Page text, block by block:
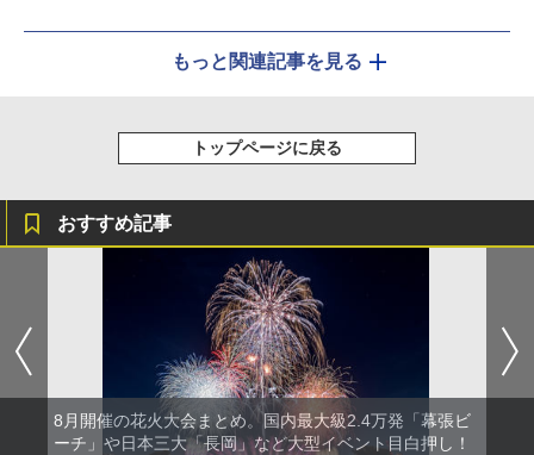
もっと関連記事を見る
トップページに戻る
おすすめ記事
8月開催の花火大会まとめ。国内最大級2.4万発「幕張ビ
ーチ」や日本三大「長岡」など大型イベント目白押し！